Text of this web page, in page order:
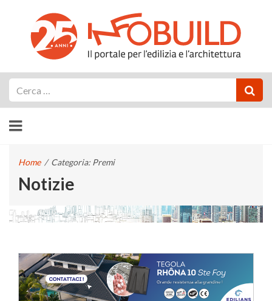
Home / Categoria: Premi
Notizie